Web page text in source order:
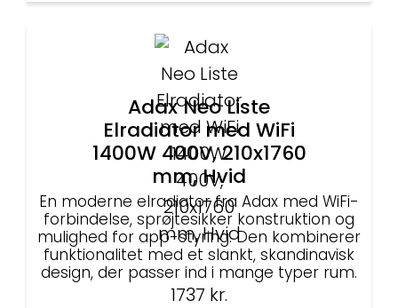
Adax Neo Liste
Elradiator med WiFi
1400W 400V, 210x1760
mm, Hvid
En moderne elradiator fra Adax med WiFi-
forbindelse, sprøjtesikker konstruktion og
mulighed for app-styring. Den kombinerer
funktionalitet med et slankt, skandinavisk
design, der passer ind i mange typer rum.
1737 kr.